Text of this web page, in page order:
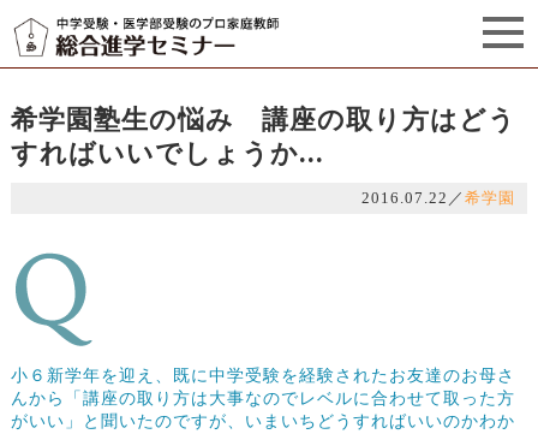
セミナーからのお知らせ（5）
希学園塾生の悩み 講座の取り方はどう
すればいいでしょうか...
2016.07.22 ／希学園
小６新学年を迎え、既に中学受験を経験されたお友達のお母さ
んから「講座の取り方は大事なのでレベルに合わせて取った方
がいい」と聞いたのですが、いまいちどうすればいいのかわか